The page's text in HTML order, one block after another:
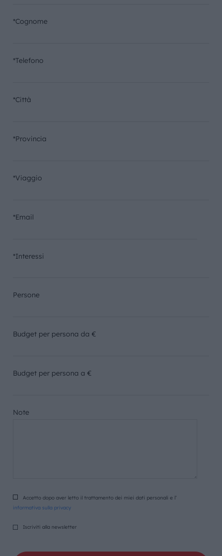
*Cognome
*Telefono
*Città
*Provincia
*Viaggio
*Email
*Interessi
Persone
Budget per persona da €
Budget per persona a €
Note
Accetto dopo aver letto il trattamento dei miei dati personali e l’
informativa sulla privacy
Iscriviti alla newsletter